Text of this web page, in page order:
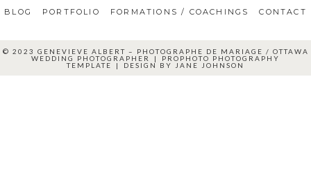
BLOG PORTFOLIO FORMATIONS / COACHINGS CONTACT
© 2023 GENEVIEVE ALBERT – PHOTOGRAPHE DE MARIAGE / OTTAWA
WEDDING PHOTOGRAPHER
|
PROPHOTO PHOTOGRAPHY
TEMPLATE
| DESIGN BY JANE JOHNSON